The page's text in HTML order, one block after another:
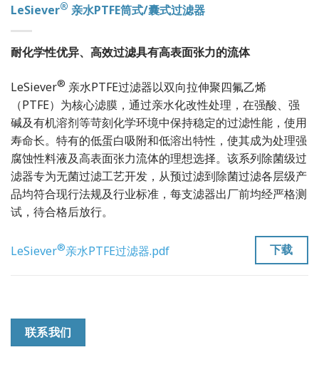
LeSiever® 亲水PTFE筒式/囊式过滤器
耐化学性优异、高效过滤具有高表面张力的流体
LeSiever® 亲水PTFE过滤器以双向拉伸聚四氟乙烯
（PTFE）为核心滤膜，通过亲水化改性处理，在强酸、强
碱及有机溶剂等苛刻化学环境中保持稳定的过滤性能，使用
寿命长。特有的低蛋白吸附和低溶出特性，使其成为处理强
腐蚀性料液及高表面张力流体的理想选择。该系列除菌级过
滤器专为无菌过滤工艺开发，从预过滤到除菌过滤各层级产
品均符合现行法规及行业标准，每支滤器出厂前均经严格测
试，待合格后放行。
LeSiever®亲水PTFE过滤器.pdf 下载
联系我们